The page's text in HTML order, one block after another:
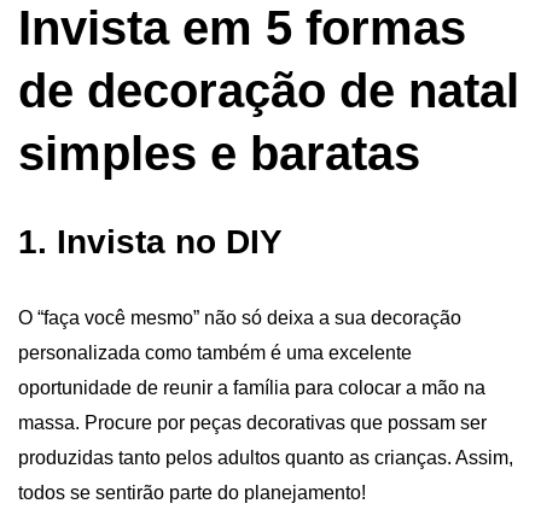
Invista em 5 formas
de decoração de natal
simples e baratas
1. Invista no DIY
O “faça você mesmo” não só deixa a sua decoração
personalizada como também é uma excelente
oportunidade de reunir a família para colocar a mão na
massa. Procure por peças decorativas que possam ser
produzidas tanto pelos adultos quanto as crianças. Assim,
todos se sentirão parte do planejamento!